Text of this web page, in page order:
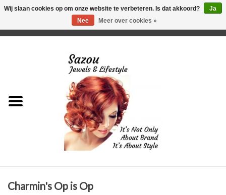
Just for Him
Plus Size Sieraden
Charmin's Op is Op
Wij slaan cookies op om onze website te verbeteren. Is dat akkoord?
Ja
Nee
Meer over cookies »